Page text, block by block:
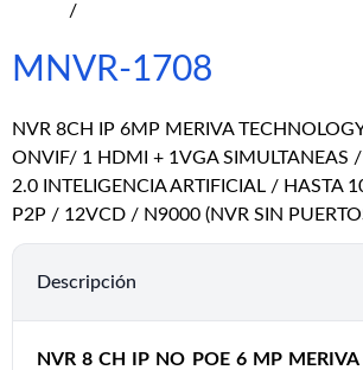
/
MNVR-1708
NVR 8CH IP 6MP MERIVA
ONVIF/ 1 HDMI + 1VGA SIMULTANEAS
2.0 INTELIGENCIA ARTIFICIAL / HASTA
P2P / 12VCD / N9000 (NVR SIN
Descripción
NVR 8 CH IP NO POE 6 MP